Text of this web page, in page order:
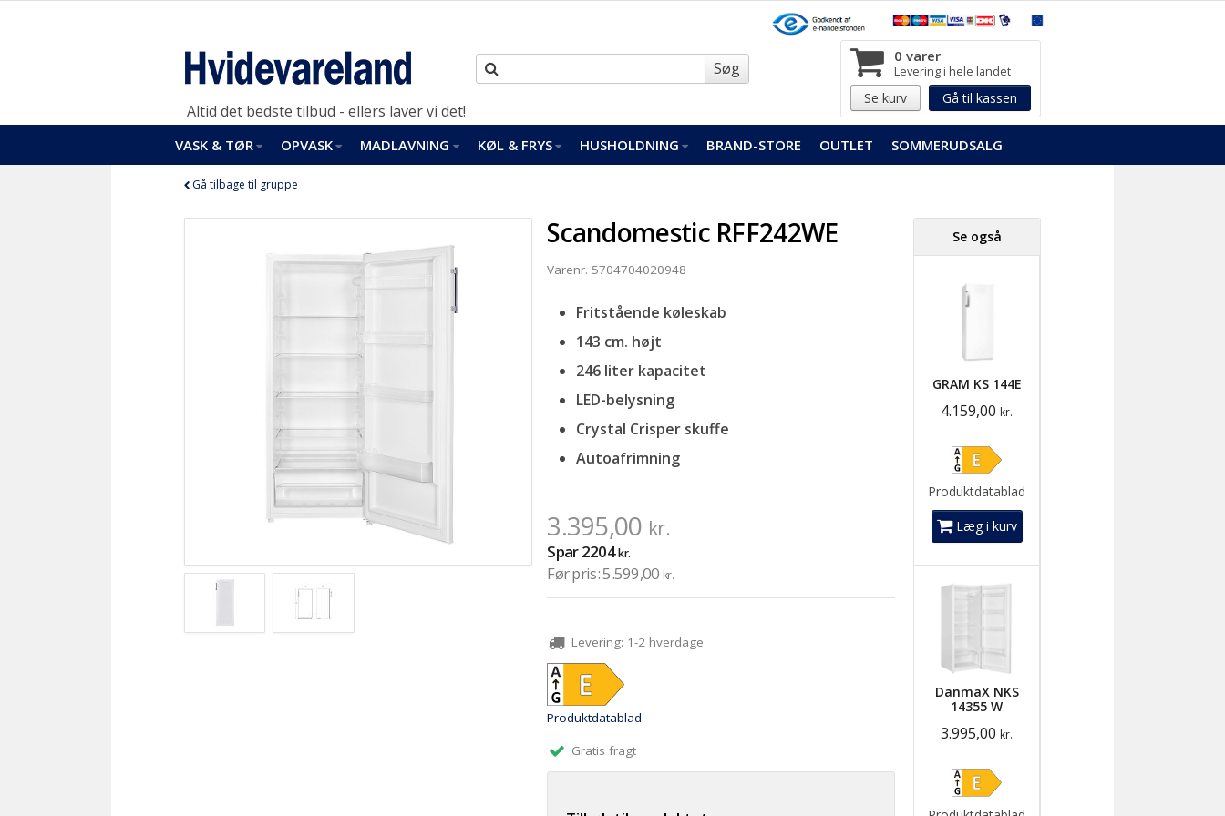
Søg
0 varer
Levering i hele landet
Se kurv Gå til kassen
Altid det bedste tilbud - ellers laver vi det!
VASK & TØR OPVASK MADLAVNING KØL & FRYS HUSHOLDNING BRAND-STORE OUTLET SOMMERUDSALG
Gå tilbage til gruppe
Scandomestic RFF242WE
Varenr. 5704704020948
Fritstående køleskab
143 cm. højt
246 liter kapacitet
LED-belysning
Crystal Crisper skuffe
Autoafrimning
3.395,00 kr.
Spar2204kr.
Før pris:5.599,00 kr.
Levering: 1-2 hverdage
Produktdatablad
Gratis fragt
Se også
GRAM KS 144E
4.159,00 kr.
Produktdatablad
Læg i kurv
DanmaX NKS
14355 W
3.995,00 kr.